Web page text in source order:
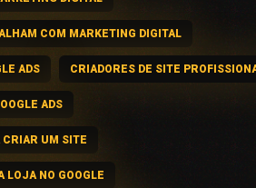
COM MARKETING DIGITAL
ADS CRIADORES DE SITE
ADS
CRIAR UM SITE
LOJA NO GOOGLE